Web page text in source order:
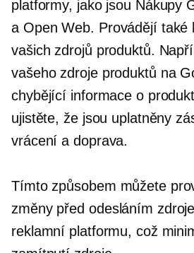
platformy, jako jsou Nákupy
a Open Web. Provádějí také
vašich zdrojů produktů.
vašeho zdroje produktů na
chybějící informace o
ujistěte, že jsou uplatněny
vrácení a doprava.
Tímto způsobem můžete
změny před odesláním
reklamní platformu, což